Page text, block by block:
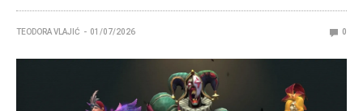
TEODORA VLAJIĆ 01/07/2026 0